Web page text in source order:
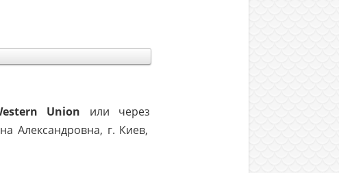
Union или через
Александровна, г. Киев,